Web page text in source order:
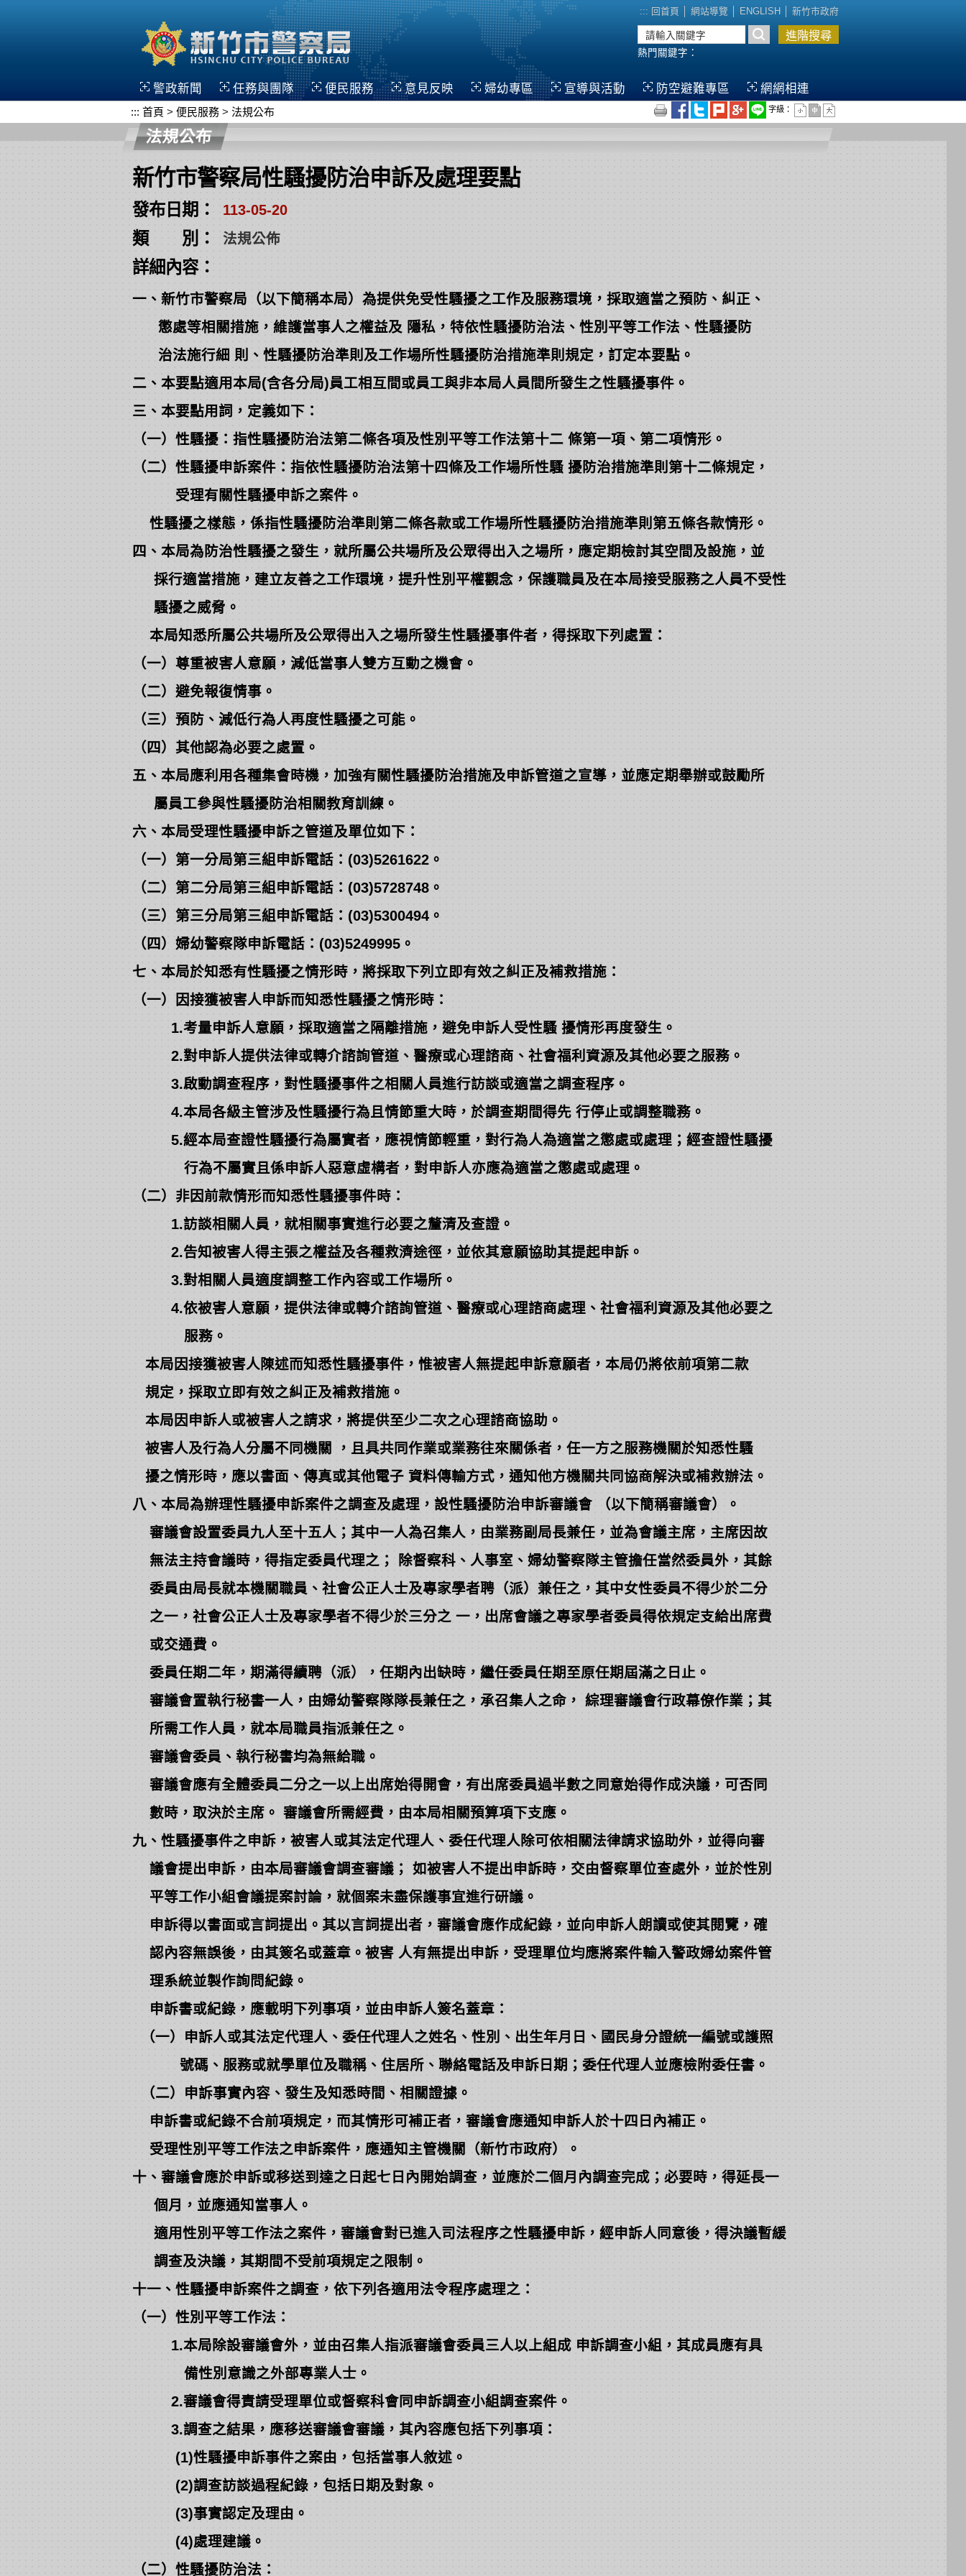
::: 回首頁 網站導覽 ENGLISH 新竹市政府
熱門關鍵字 ：
警政新聞 任務與團隊 便民服務 意見反映 婦幼專區 宣導與活動 防空避難專區 網網相連
::: 首頁 > 便民服務 > 法規公布 字級：
法規公布
新竹市警察局性騷擾防治申訴及處理要點
發布日期： 113-05-20
類 別： 法規公佈
詳細內容：
一、新竹市警察局（以下簡稱本局）為提供免受性騷擾之工作及服務環境，採取適當之預防、糾正、
懲處等相關措施，維護當事人之權益及 隱私，特依性騷擾防治法、性別平等工作法、性騷擾防
治法施行細 則、性騷擾防治準則及工作場所性騷擾防治措施準則規定，訂定本要點。
二、本要點適用本局(含各分局)員工相互間或員工與非本局人員間所發生之性騷擾事件。
三、本要點用詞，定義如下：
（一）性騷擾：指性騷擾防治法第二條各項及性別平等工作法第十二 條第一項、第二項情形。
（二）性騷擾申訴案件：指依性騷擾防治法第十四條及工作場所性騷 擾防治措施準則第十二條規定，
受理有關性騷擾申訴之案件。
性騷擾之樣態，係指性騷擾防治準則第二條各款或工作場所性騷擾防治措施準則第五條各款情形。
四、本局為防治性騷擾之發生，就所屬公共場所及公眾得出入之場所，應定期檢討其空間及設施，並
採行適當措施，建立友善之工作環境，提升性別平權觀念，保護職員及在本局接受服務之人員不受性
騷擾之威脅。
本局知悉所屬公共場所及公眾得出入之場所發生性騷擾事件者，得採取下列處置：
（一）尊重被害人意願，減低當事人雙方互動之機會。
（二）避免報復情事。
（三）預防、減低行為人再度性騷擾之可能。
（四）其他認為必要之處置。
五、本局應利用各種集會時機，加強有關性騷擾防治措施及申訴管道之宣導，並應定期舉辦或鼓勵所
屬員工參與性騷擾防治相關教育訓練。
六、本局受理性騷擾申訴之管道及單位如下：
（一）第一分局第三組申訴電話：(03)5261622。
（二）第二分局第三組申訴電話：(03)5728748。
（三）第三分局第三組申訴電話：(03)5300494。
（四）婦幼警察隊申訴電話：(03)5249995。
七、本局於知悉有性騷擾之情形時，將採取下列立即有效之糾正及補救措施：
（一）因接獲被害人申訴而知悉性騷擾之情形時：
1.考量申訴人意願，採取適當之隔離措施，避免申訴人受性騷 擾情形再度發生。
2.對申訴人提供法律或轉介諮詢管道、醫療或心理諮商、社會福利資源及其他必要之服務。
3.啟動調查程序，對性騷擾事件之相關人員進行訪談或適當之調查程序。
4.本局各級主管涉及性騷擾行為且情節重大時，於調查期間得先 行停止或調整職務。
5.經本局查證性騷擾行為屬實者，應視情節輕重，對行為人為適當之懲處或處理；經查證性騷擾
行為不屬實且係申訴人惡意虛構者，對申訴人亦應為適當之懲處或處理。
（二）非因前款情形而知悉性騷擾事件時：
1.訪談相關人員，就相關事實進行必要之釐清及查證。
2.告知被害人得主張之權益及各種救濟途徑，並依其意願協助其提起申訴。
3.對相關人員適度調整工作內容或工作場所。
4.依被害人意願，提供法律或轉介諮詢管道、醫療或心理諮商處理、社會福利資源及其他必要之
服務。
本局因接獲被害人陳述而知悉性騷擾事件，惟被害人無提起申訴意願者，本局仍將依前項第二款
規定，採取立即有效之糾正及補救措施。
本局因申訴人或被害人之請求，將提供至少二次之心理諮商協助。
被害人及行為人分屬不同機關 ，且具共同作業或業務往來關係者，任一方之服務機關於知悉性騷
擾之情形時，應以書面、傳真或其他電子 資料傳輸方式，通知他方機關共同協商解決或補救辦法。
八、本局為辦理性騷擾申訴案件之調查及處理，設性騷擾防治申訴審議會 （以下簡稱審議會）。
審議會設置委員九人至十五人；其中一人為召集人，由業務副局長兼任，並為會議主席，主席因故
無法主持會議時，得指定委員代理之； 除督察科、人事室、婦幼警察隊主管擔任當然委員外，其餘
委員由局長就本機關職員、社會公正人士及專家學者聘（派）兼任之，其中女性委員不得少於二分
之一，社會公正人士及專家學者不得少於三分之 一，出席會議之專家學者委員得依規定支給出席費
或交通費。
委員任期二年，期滿得續聘（派），任期內出缺時，繼任委員任期至原任期屆滿之日止。
審議會置執行秘書一人，由婦幼警察隊隊長兼任之，承召集人之命， 綜理審議會行政幕僚作業；其
所需工作人員，就本局職員指派兼任之。
審議會委員、執行秘書均為無給職。
審議會應有全體委員二分之一以上出席始得開會，有出席委員過半數之同意始得作成決議，可否同
數時，取決於主席。 審議會所需經費，由本局相關預算項下支應。
九、性騷擾事件之申訴，被害人或其法定代理人、委任代理人除可依相關法律請求協助外，並得向審
議會提出申訴，由本局審議會調查審議； 如被害人不提出申訴時，交由督察單位查處外，並於性別
平等工作小組會議提案討論，就個案未盡保護事宜進行研議。
申訴得以書面或言詞提出。其以言詞提出者，審議會應作成紀錄，並向申訴人朗讀或使其閱覽，確
認內容無誤後，由其簽名或蓋章。被害 人有無提出申訴，受理單位均應將案件輸入警政婦幼案件管
理系統並製作詢問紀錄。
申訴書或紀錄，應載明下列事項，並由申訴人簽名蓋章：
（一）申訴人或其法定代理人、委任代理人之姓名、性別、出生年月日、國民身分證統一編號或護照
號碼、服務或就學單位及職稱、住居所、聯絡電話及申訴日期；委任代理人並應檢附委任書。
（二）申訴事實內容、發生及知悉時間、相關證據。
申訴書或紀錄不合前項規定，而其情形可補正者，審議會應通知申訴人於十四日內補正。
受理性別平等工作法之申訴案件，應通知主管機關（新竹市政府）。
十、審議會應於申訴或移送到達之日起七日內開始調查，並應於二個月內調查完成；必要時，得延長一
個月，並應通知當事人。
適用性別平等工作法之案件，審議會對已進入司法程序之性騷擾申訴，經申訴人同意後，得決議暫緩
調查及決議，其期間不受前項規定之限制。
十一、性騷擾申訴案件之調查，依下列各適用法令程序處理之：
（一）性別平等工作法：
1.本局除設審議會外，並由召集人指派審議會委員三人以上組成 申訴調查小組，其成員應有具
備性別意識之外部專業人士。
2.審議會得責請受理單位或督察科會同申訴調查小組調查案件。
3.調查之結果，應移送審議會審議，其內容應包括下列事項：
(1)性騷擾申訴事件之案由，包括當事人敘述。
(2)調查訪談過程紀錄，包括日期及對象。
(3)事實認定及理由。
(4)處理建議。
（二）性騷擾防治法：